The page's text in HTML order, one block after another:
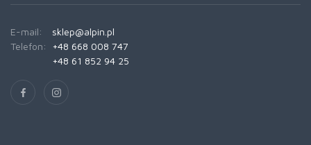
E-mail:
sklep@alpin.pl
Telefon:
+48 668 008 747
+48 61 852 94 25